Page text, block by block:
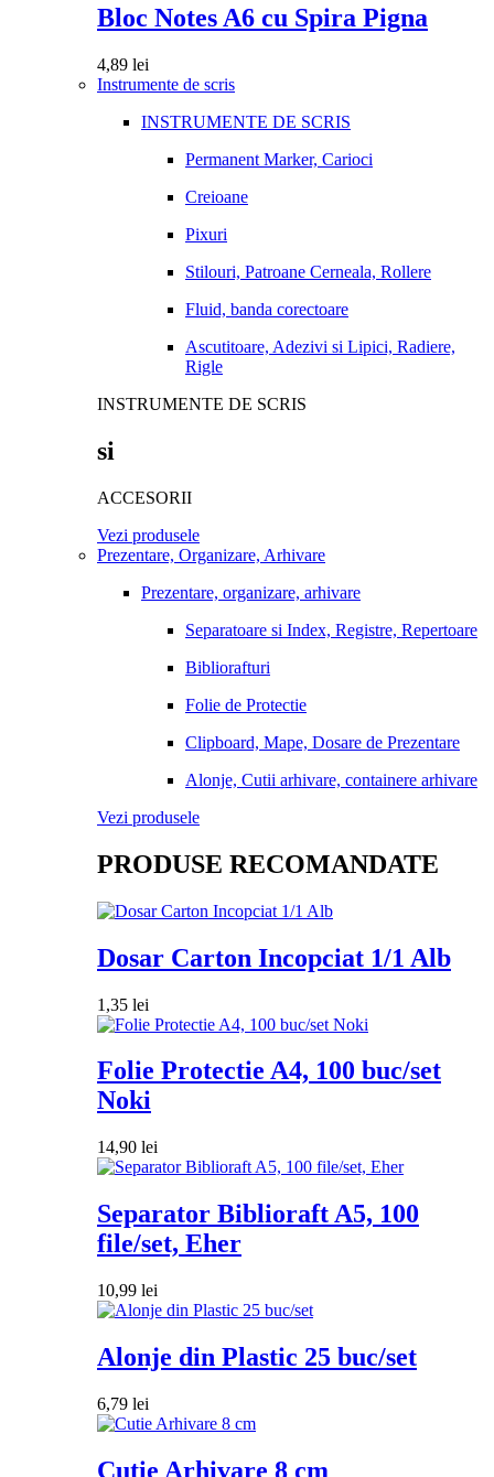
Bloc Notes A6 cu Spira Pigna
4,89 lei
Instrumente de scris
INSTRUMENTE DE SCRIS
Permanent Marker, Carioci
Creioane
Pixuri
Stilouri, Patroane Cerneala, Rollere
Fluid, banda corectoare
Ascutitoare, Adezivi si Lipici, Radiere,
Rigle
INSTRUMENTE DE SCRIS
si
ACCESORII
Vezi produsele
Prezentare, Organizare, Arhivare
Prezentare, organizare, arhivare
Separatoare si Index, Registre, Repertoare
Bibliorafturi
Folie de Protectie
Clipboard, Mape, Dosare de Prezentare
Alonje, Cutii arhivare, containere arhivare
Vezi produsele
PRODUSE RECOMANDATE
Dosar Carton Incopciat 1/1 Alb
1,35 lei
Folie Protectie A4, 100 buc/set
Noki
14,90 lei
Separator Biblioraft A5, 100
file/set, Eher
10,99 lei
Alonje din Plastic 25 buc/set
6,79 lei
Cutie Arhivare 8 cm